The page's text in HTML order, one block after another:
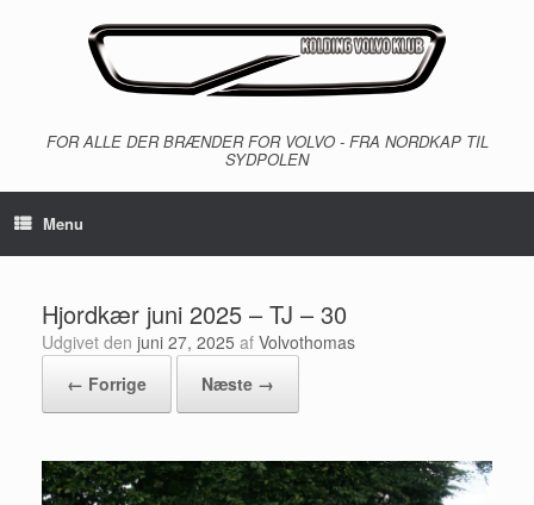
FOR ALLE DER BRÆNDER FOR VOLVO - FRA NORDKAP TIL
SYDPOLEN
Menu
Hjordkær juni 2025 – TJ – 30
Udgivet den juni 27, 2025 af Volvothomas
← Forrige
Næste →